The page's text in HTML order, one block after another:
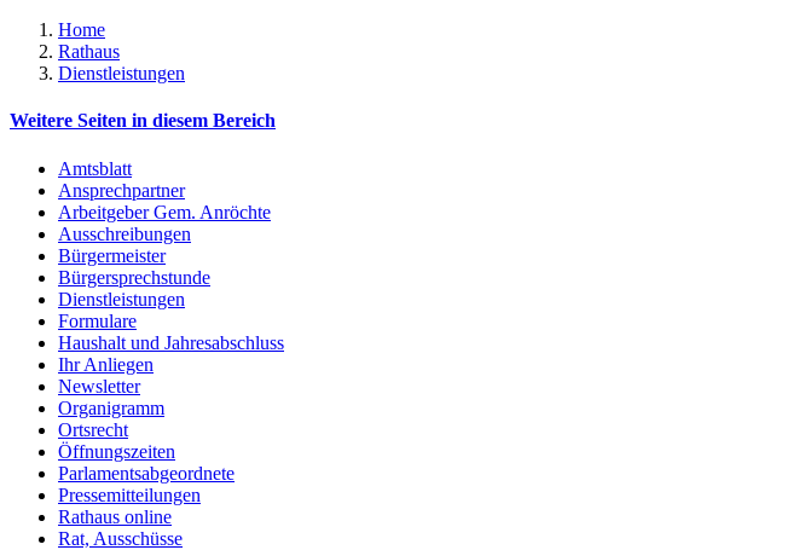
Home
Rathaus
Dienstleistungen
Weitere Seiten in diesem Bereich
Amtsblatt
Ansprechpartner
Arbeitgeber Gem. Anröchte
Ausschreibungen
Bürgermeister
Bürgersprechstunde
Dienstleistungen
Formulare
Haushalt und Jahresabschluss
Ihr Anliegen
Newsletter
Organigramm
Ortsrecht
Öffnungszeiten
Parlamentsabgeordnete
Pressemitteilungen
Rathaus online
Rat, Ausschüsse